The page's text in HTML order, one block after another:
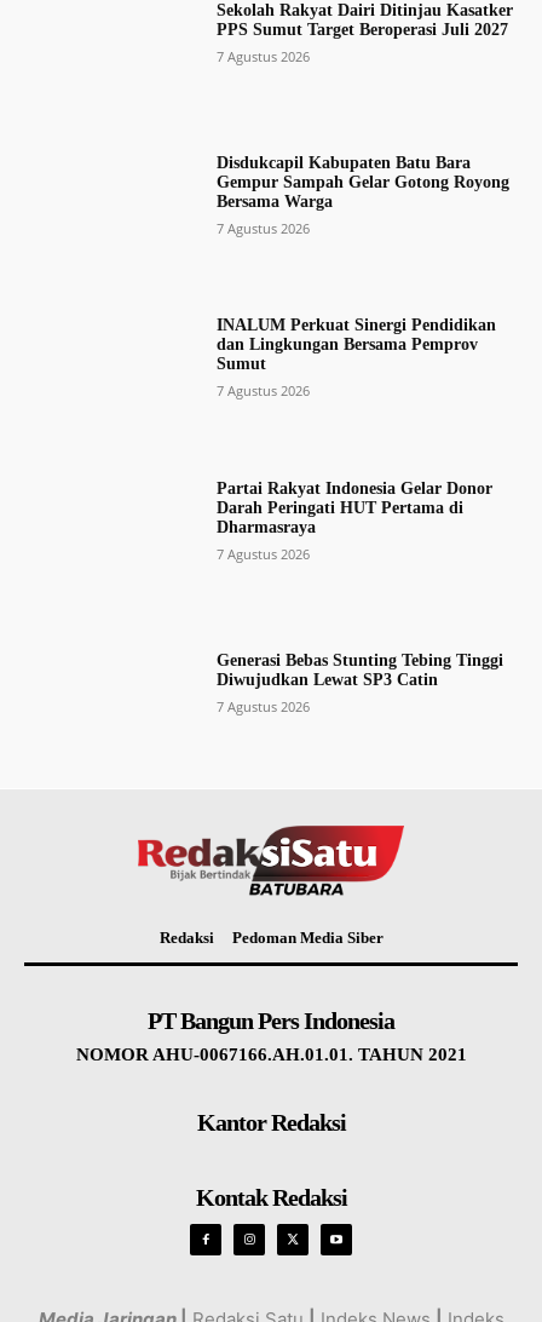
Sekolah Rakyat Dairi Ditinjau Kasatker
PPS Sumut Target Beroperasi Juli 2027
7 Agustus 2026
Disdukcapil Kabupaten Batu Bara
Gempur Sampah Gelar Gotong Royong
Bersama Warga
7 Agustus 2026
INALUM Perkuat Sinergi Pendidikan
dan Lingkungan Bersama Pemprov
Sumut
7 Agustus 2026
Partai Rakyat Indonesia Gelar Donor
Darah Peringati HUT Pertama di
Dharmasraya
7 Agustus 2026
Generasi Bebas Stunting Tebing Tinggi
Diwujudkan Lewat SP3 Catin
7 Agustus 2026
Redaksi Pedoman Media Siber
PT Bangun Pers Indonesia
NOMOR AHU-0067166.AH.01.01. TAHUN 2021
Kantor Redaksi
Kontak Redaksi